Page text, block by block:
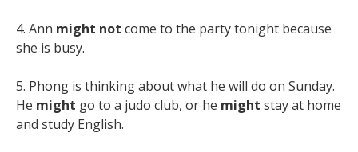
4. Ann might not come to the party tonight because
she is busy.
5. Phong is thinking about what he will do on Sunday.
He might go to a judo club, or he might stay at home
and study English.